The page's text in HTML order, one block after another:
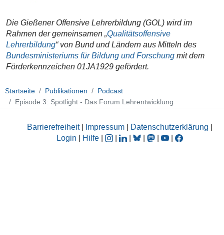
Die Gießener Offensive Lehrerbildung (GOL) wird im
Rahmen der gemeinsamen „Qualitätsoffensive
Lehrerbildung“ von Bund und Ländern aus Mitteln des
Bundesministeriums für Bildung und Forschungmit dem
Förderkennzeichen 01JA1929 gefördert.
Startseite Publikationen
Podcast
Episode 3: Spotlight - Das Forum Lehrentwicklung
Barrierefreiheit| Impressum Datenschutzerklärung
Login
Hilfe